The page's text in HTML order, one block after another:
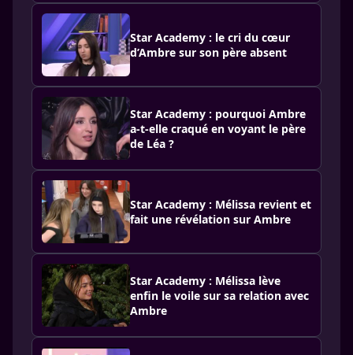
Star Academy : le cri du cœur
d’Ambre sur son père absent
Star Academy : pourquoi Ambre
a-t-elle craqué en voyant le père
de Léa ?
Star Academy : Mélissa revient et
fait une révélation sur Ambre
Star Academy : Mélissa lève
enfin le voile sur sa relation avec
Ambre